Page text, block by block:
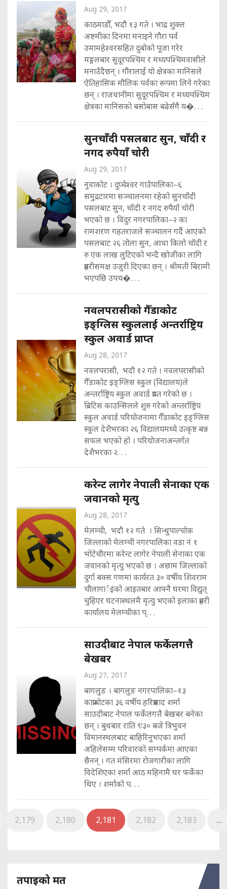
Aug 29, 2017
काठमाडौँ, भदौ १३ गते । भाद्र शुक्ल
अष्टमीका दिनमा मनाइने गौरा पर्व
उमामहेश्वरसहित दुबोको पूजा गरेर
मङ्गलबार सुदूरपश्चिम र मध्यपश्चिमवासीले
मनाउँदैछन् । गौरालाई यो क्षेत्रका मानिसले
ऐतिहासिक मौलिक पर्वका रूपमा लिने गरेका
छन् । राजधानीमा सुदूरपश्चिम र मध्यपश्चिम
क्षेत्रका मानिसको बसोबास बढेसँगै य�. . .
सुनचाँदी पसलबाट सुन, चाँदी र
नगद रुपैयाँ चोरी
Aug 29, 2017
नुवाकोट । दुप्चेश्वर गाउँपालिका–६
समुद्रटारमा सञ्चालनमा रहेको सुनचाँदी
पसलबाट सुन, चाँदी र नगद रुपैयाँ चोरी
भएको छ । विदुर नगरपालिका–२ का
रामशरण गहतराजले सञ्चालन गर्दै आएको
पसलबाट २६ तोला सुन, आधा किलो चाँदी र
रु एक लाख लुटिएको भन्दै खोजीका लागि
प्रहरीसमक्ष उजुरी दिएका छन् । श्रीमती बिरामी
भएपछि उपच�. . .
नवलपरासीको गैँडाकोट
इङ्ग्लिस स्कुललाई अन्तर्राष्ट्रिय
स्कुल अवार्ड प्राप्त
Aug 28, 2017
नवलपरासी, भदौ १२ गते । नवलपरासीको
गैँडाकोट इङ्ग्लिस स्कुल (विद्यालय)ले
अन्तर्राष्ट्रिय स्कुल अवार्ड प्राप्त गरेको छ ।
ब्रिटिस काउन्सिलले शुरु गरेको अन्तर्राष्ट्रिय
स्कुल अवार्ड परियोजनामा गैँडाकोट इङ्ग्लिस
स्कुल देशैभरका २६ विद्यालयमध्ये उत्कृष्ट बन्न
सफल भएको हो । परियोजनाअन्तर्गत
देशैभरका २. . .
करेन्ट लागेर नेपाली सेनाका एक
जवानको मृत्यु
Aug 28, 2017
मेलम्ची, भदौ १२ गते । सिन्धुपाल्चोक
जिल्लाको मेलम्ची नगरपालिका वडा नं १
भोटेचौरमा करेन्ट लागेर नेपाली सेनाका एक
जवानको मृत्यु भएको छ । अछाम जिल्लाको
दुर्गा बक्स गणमा कार्यरत ३० वर्षीय शिवराम
चौलागार्इंको आइतबार आफ्नै घरमा विद्युत्
चुहिएर घटनास्थलमै मृत्यु भएको इलाका प्रहरी
कार्यालय मेलम्चीका प्. . .
साउदीबाट नेपाल फर्केलगत्तै
बेखबर
Aug 27, 2017
बागलुङ । बागलुङ नगरपालिका–१३
काप्राबोटका ३६ वर्षीय हरिप्रसाद शर्मा
साउदीबाट नेपाल फर्केलगत्तै बेखबर बनेका
छन् । बुधबार राति ९ः३० बजे त्रिभुवन
विमानस्थलबाट बाहिरिनुभएका शर्मा
अहिलेसम्म परिवारको सम्पर्कमा आएका
छैनन् । गत मंसिरमा रोजगारीका लागि
विदेशिएका शर्मा आठ महिनामै घर फर्केका
थिए । शर्माको प. . .
2,179 2,180 2,181 2,182 2,183 …
तपाइको मत